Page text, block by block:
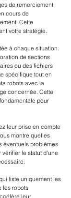
de remerciement
cours de
Cette
votre stratégie.
à chaque situation.
de sections
ou des fichiers
spécifique tout en
robots avec la
concernée. Cette
pour
leur prise en compte
montre quelles
éventuels problèmes
le statut d'une
liste uniquement les
les robots
leur